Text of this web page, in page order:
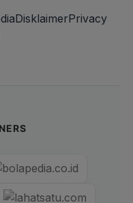
DisklaimerPrivacy